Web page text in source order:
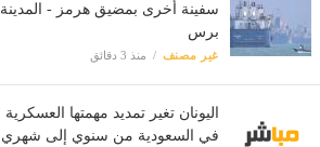
سفينة أخرى بمضيق هرمز - المدينة
برس
غير مصنف منذ 3 دقائق
اليونان تغير تمديد مهمتها العسكرية
في السعودية من سنوي إلى شهري